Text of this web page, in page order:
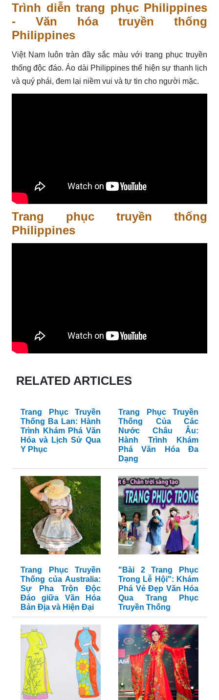
Trình diễn trang phục Philippines
- Văn hóa truyền thống
Philippines
Việt Nam luôn tràn đầy sắc màu với trang phục truyền
thống độc đáo. Áo dài Philippines thể hiện sự thanh lịch
và quý phái, đem lại niềm vui và tự tin cho người mặc.
Trang phục truyền thống
Philippines
RELATED ARTICLES
Trang Phục Truyền
Thống Ba Lan: Hành
Trình Khám Phá Văn
Hóa và Lịch Sử Qua
Y Phục
Trang Phục Truyền
Thống Của Các
Nước Châu Âu:
Hành Trình Khám
Phá Văn Hóa Đa
Dạng
Trang Phục Truyền
Thống của Australia:
Sự Pha Trộn Độc
Đáo giữa Văn Hóa
Bản Địa và Hiện Đại
"Bài 2 Trang Phục
Trong Lễ Hội": Khám
Phá Vẻ Đẹp Văn Hóa
Qua Trang Phục
Truyền Thống